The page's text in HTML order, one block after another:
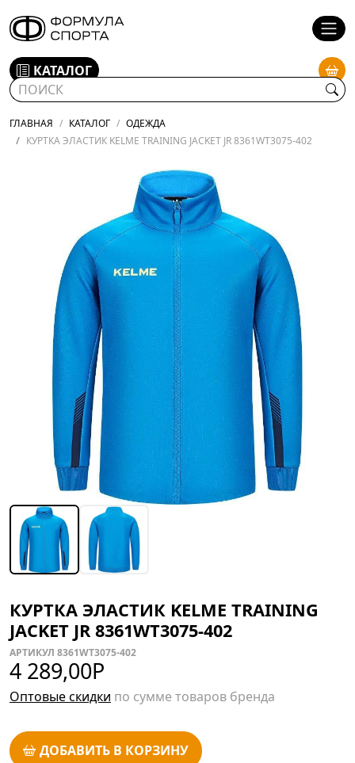
КАТАЛОГ
ГЛАВНАЯ КАТАЛОГ
ОДЕЖДА
КУРТКА ЭЛАСТИК KELME TRAINING JACKET JR 8361WT3075-402
КУРТКА ЭЛАСТИК KELME TRAINING
JACKET JR 8361WT3075-402
АРТИКУЛ 8361WT3075-402
4 289,00Р
Оптовые скидки по сумме товаров бренда
ДОБАВИТЬ В КОРЗИНУ